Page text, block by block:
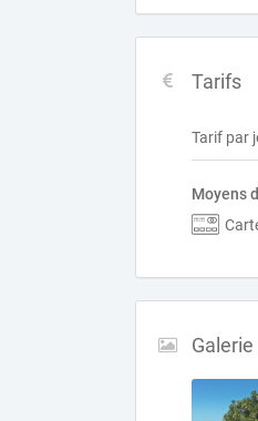
Tarifs
Tarif par
Moyens
Galerie